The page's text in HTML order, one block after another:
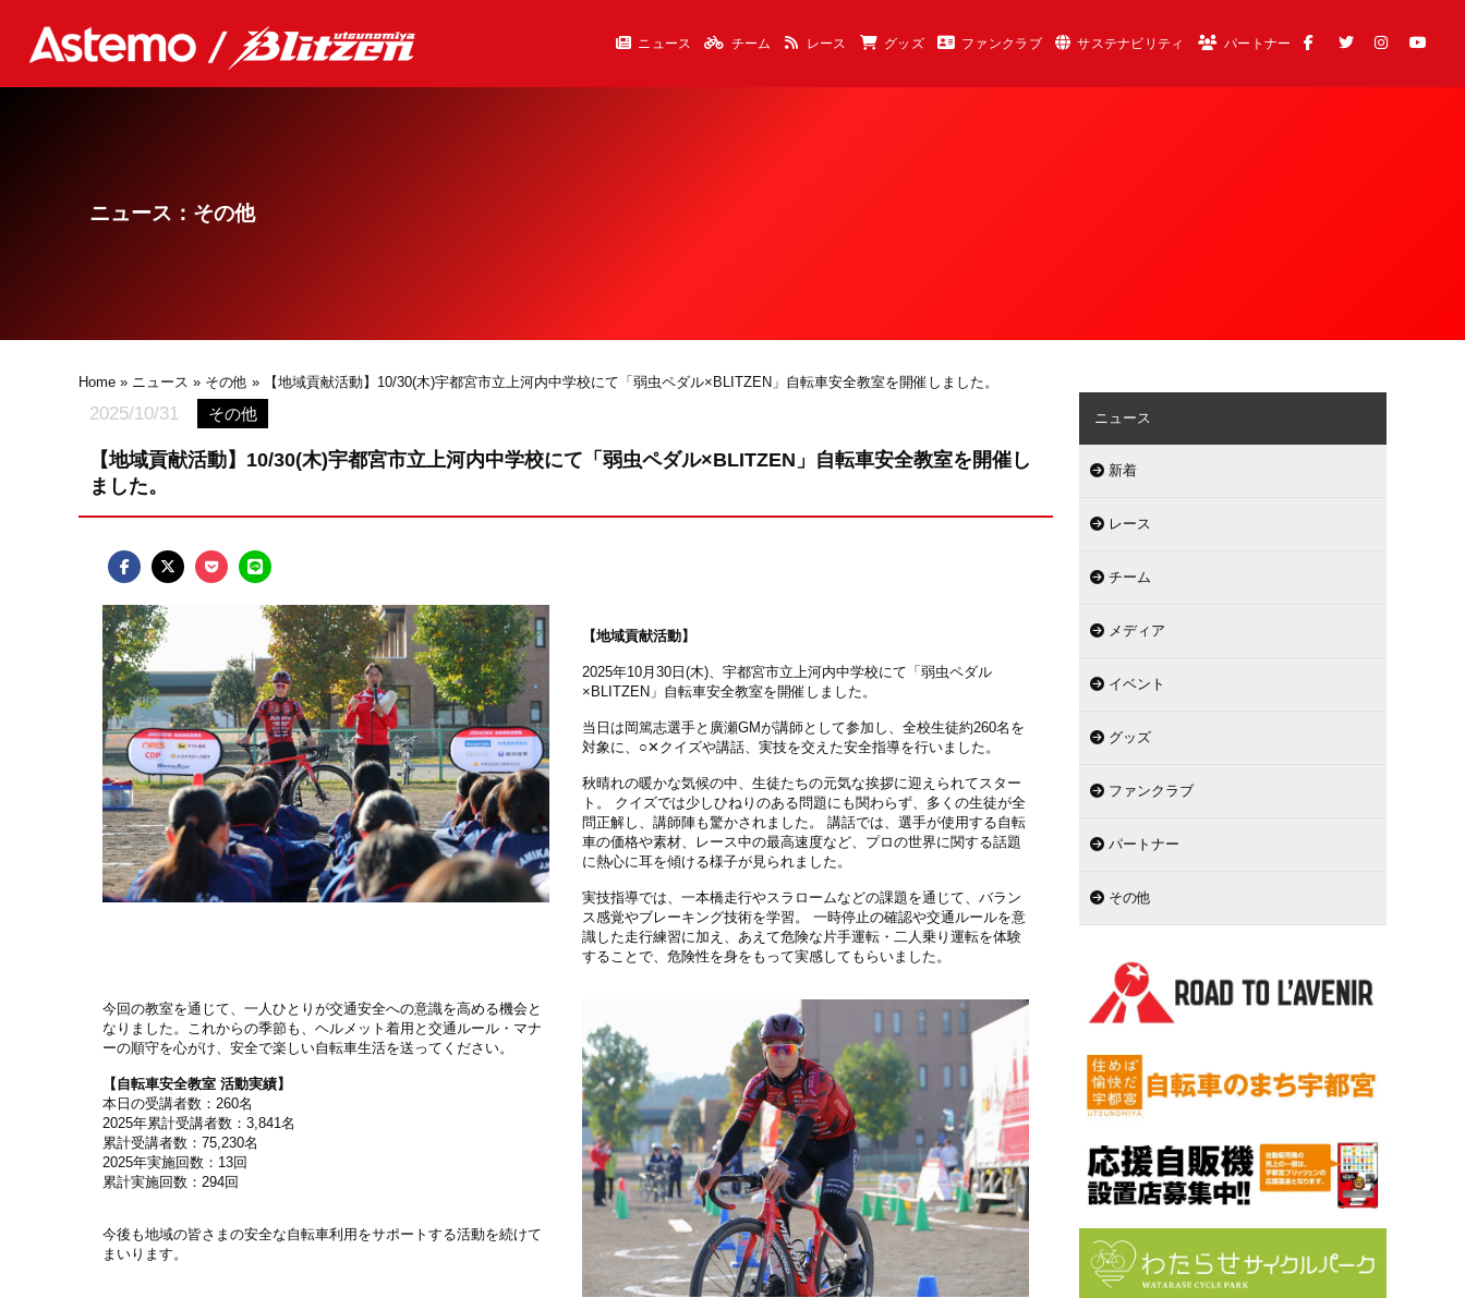
ニュース チーム レース グッズ ファンクラブ サステナビリティ パートナー
ニュース：その他
Home » ニュース » その他 » 【地域貢献活動】10/30(木)宇都宮市立上河内中学校にて「弱虫ペダル×BLITZEN」自転車安全教室を開催しました。
2025/10/31 その他
【地域貢献活動】10/30(木)宇都宮市立上河内中学校にて「弱虫ペダル×BLITZEN」自転車安全教室を開催し
ました。
【地域貢献活動】
2025年10月30日(木)、宇都宮市立上河内中学校にて「弱虫ペダル
×BLITZEN」自転車安全教室を開催しました。
当日は岡篤志選手と廣瀬GMが講師として参加し、全校生徒約260名を
対象に、○✕クイズや講話、実技を交えた安全指導を行いました。
秋晴れの暖かな気候の中、生徒たちの元気な挨拶に迎えられてスター
ト。 クイズでは少しひねりのある問題にも関わらず、多くの生徒が全
問正解し、講師陣も驚かされました。 講話では、選手が使用する自転
車の価格や素材、レース中の最高速度など、プロの世界に関する話題
に熱心に耳を傾ける様子が見られました。
実技指導では、一本橋走行やスラロームなどの課題を通じて、バラン
ス感覚やブレーキング技術を学習。 一時停止の確認や交通ルールを意
識した走行練習に加え、あえて危険な片手運転・二人乗り運転を体験
することで、危険性を身をもって実感してもらいました。
今回の教室を通じて、一人ひとりが交通安全への意識を高める機会と
なりました。これからの季節も、ヘルメット着用と交通ルール・マナ
ーの順守を心がけ、安全で楽しい自転車生活を送ってください。
【自転車安全教室 活動実績】
本日の受講者数：260名
2025年累計受講者数：3,841名
累計受講者数：75,230名
2025年実施回数：13回
累計実施回数：294回
今後も地域の皆さまの安全な自転車利用をサポートする活動を続けて
まいります。
ニュース
新着
レース
チーム
メディア
イベント
グッズ
ファンクラブ
パートナー
その他